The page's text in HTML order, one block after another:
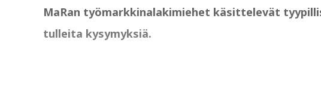
MaRan työmarkkinalakimiehet käsittelevät
tulleita kysymyksiä.